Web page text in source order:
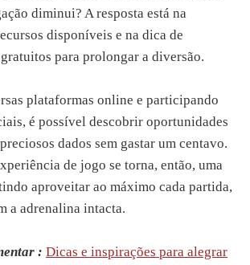
diminui? A resposta está na
disponíveis e na dica de
para prolongar a diversão.
plataformas online e participando
é possível descobrir oportunidades
dados sem gastar um centavo.
de jogo se torna, então, uma
aproveitar ao máximo cada partida,
a adrenalina intacta.
: Dicas e inspirações para alegrar